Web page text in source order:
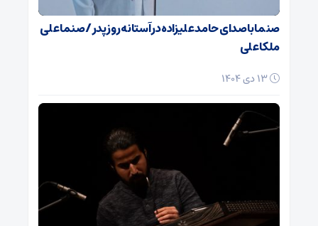
صنما با صدای حامد علیزاده در آستانه روز پدر / صنما علی
ملکا علی